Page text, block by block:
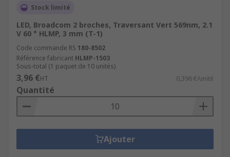
Stock limité
LED, Broadcom 2 broches, Traversant Vert 569nm, 2.1
V 60 ° HLMP, 3 mm (T-1)
Code commande RS 180-8502
Référence fabricant HLMP-1503
Sous-total (1 paquet de 10 unités)
3,96 €HT 0,396 €/unité
Quantité
Ajouter